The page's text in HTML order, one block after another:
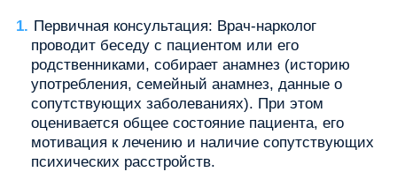
Первичная консультация: Врач-нарколог
проводит беседу с пациентом или его
родственниками, собирает анамнез (историю
употребления, семейный анамнез, данные о
сопутствующих заболеваниях). При этом
оценивается общее состояние пациента, его
мотивация к лечению и наличие сопутствующих
психических расстройств.